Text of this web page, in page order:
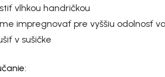
vlhkou handričkou
impregnovať pre vyššiu odolnosť
v sušičke